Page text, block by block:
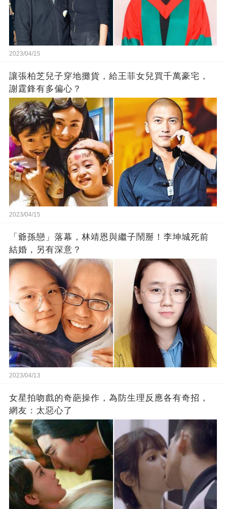
2023/04/15
讓張柏芝兒子穿地攤貨，給王菲女兒買千萬豪宅，
謝霆鋒有多偏心？
2023/04/15
「爺孫戀」落幕，林靖恩與繼子鬧掰！李坤城死前
結婚，另有深意？
2023/04/13
女星拍吻戲的奇葩操作，為防生理反應各有奇招，
網友：太惡心了